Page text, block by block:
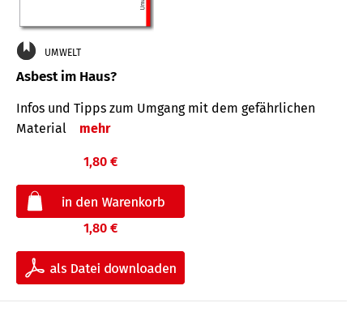
UMWELT
Asbest im Haus?
Infos und Tipps zum Um­gang mit dem ge­fähr­lichen
Mate­rial
mehr
1,80 €
1,80 €